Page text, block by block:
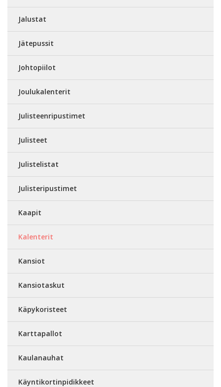
Jalustat
Jätepussit
Johtopiilot
Joulukalenterit
Julisteenripustimet
Julisteet
Julistelistat
Julisteripustimet
Kaapit
Kalenterit
Kansiot
Kansiotaskut
Käpykoristeet
Karttapallot
Kaulanauhat
Käyntikortinpidikkeet